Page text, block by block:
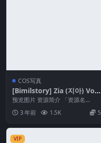
COS写真
[Bimilstory] Zia (지아) Vol.
10 – MZ office freshman [9
5P3V-5.45G]
预览图片 资源简介 「资源名
称」：[Bimilstory] Zia (지아) V...
3 年前 1.5K 5
VIP